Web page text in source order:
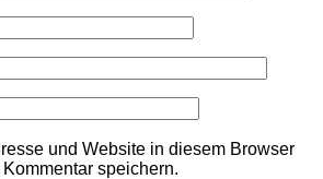
und Website in diesem Browser
speichern.